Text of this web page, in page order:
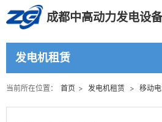
成都中高动力发电设
发电机租赁
当前所在位置： 首页 > 发电机租赁 > 移动